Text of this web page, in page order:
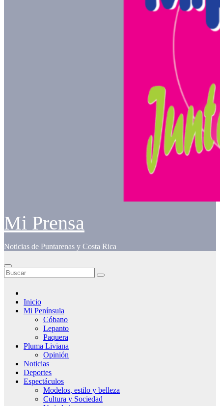
Mi Prensa
Noticias de Puntarenas y Costa Rica
Inicio
Mi Península
Cóbano
Lepanto
Paquera
Pluma Liviana
Opinión
Noticias
Deportes
Espectáculos
Modelos, estilo y belleza
Cultura y Sociedad